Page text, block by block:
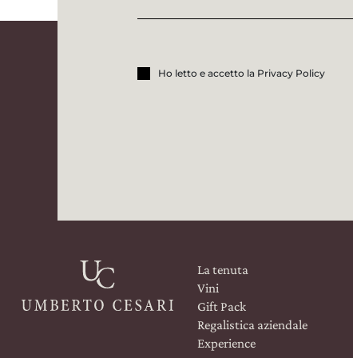
Ho letto e accetto la Privacy Policy
La tenuta
Vini
Gift Pack
Regalistica aziendale
Experience